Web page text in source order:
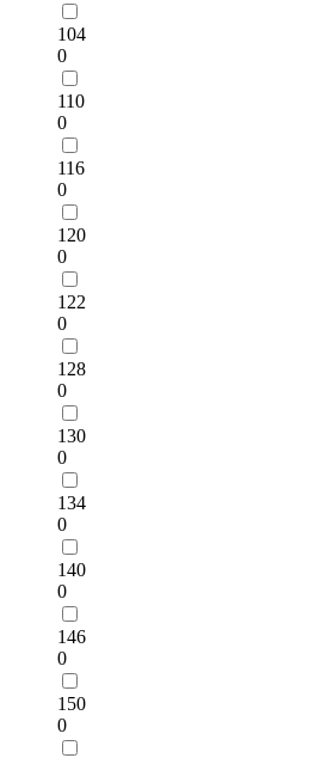
104
0
110
0
116
0
120
0
122
0
128
0
130
0
134
0
140
0
146
0
150
0